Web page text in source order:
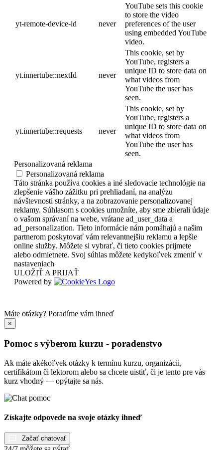
yt-remote-device-id never
YouTube sets this cookie
to store the video
preferences of the user
using embedded YouTube
video.
yt.innertube::nextId never
This cookie, set by
YouTube, registers a
unique ID to store data on
what videos from
YouTube the user has
seen.
yt.innertube::requests never
This cookie, set by
YouTube, registers a
unique ID to store data on
what videos from
YouTube the user has
seen.
Personalizovaná reklama
Personalizovaná reklama
Táto stránka používa cookies a iné sledovacie technológie na
zlepšenie vášho zážitku pri prehliadaní, na analýzu
návštevnosti stránky, a na zobrazovanie personalizovanej
reklamy. Súhlasom s cookies umožníte, aby sme zbierali údaje
o vašom správaní na webe, vrátane ad_user_data a
ad_personalization. Tieto informácie nám pomáhajú a našim
partnerom poskytovať vám relevantnejšiu reklamu a lepšie
online služby. Môžete si vybrať, či tieto cookies prijmete
alebo odmietnete. Svoj súhlas môžete kedykoľvek zmeniť v
nastaveniach
ULOŽIŤ A PRIJAŤ
Powered by
Máte otázky? Poradíme vám ihneď
×
Pomoc s výberom kurzu - poradenstvo
Ak máte akékoľvek otázky k termínu kurzu, organizácii,
certifikátom či lektorom alebo sa chcete uistiť, či je tento pre vás
kurz vhodný — opýtajte sa nás.
Získajte odpovede na svoje otázky ihneď
Začať chatovať